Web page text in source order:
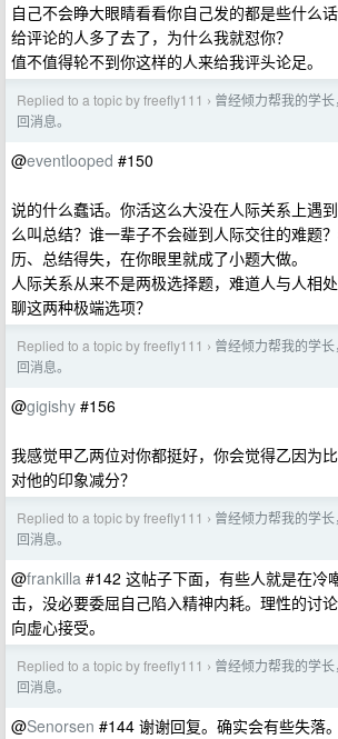
自己不会睁大眼睛看看你自己发的都是些什么话
给评论的人多了去了，为什么我就怼你？
值不值得轮不到你这样的人来给我评头论足。
Replied to a topic by freefly111 › 曾经倾力帮我的学
回消息。
@eventlooped #150
说的什么蠢话。你活这么大没在人际关系上遇
么叫总结？谁一辈子不会碰到人际交往的难题
历、总结得失，在你眼里就成了小题大做。
人际关系从来不是两极选择题，难道人与人相
聊这两种极端选项？
Replied to a topic by freefly111 › 曾经倾力帮我的学
回消息。
@gigishy #156
我感觉甲乙两位对你都挺好，你会觉得乙因为
对他的印象减分？
Replied to a topic by freefly111 › 曾经倾力帮我的学
回消息。
@frankilla #142 这帖子下面，有些人就是在冷
击，没必要委屈自己陷入精神内耗。理性的讨
向虚心接受。
Replied to a topic by freefly111 › 曾经倾力帮我的学
回消息。
@Senorsen #144 谢谢回复。确实会有些失落